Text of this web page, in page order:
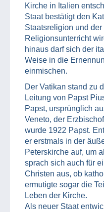
Kirche in Italien
Staat bestätigt den
Staatsreligion und
Religionsunterricht
hinaus darf sich der
Weise in die
einmischen.
Der Vatikan stand zu
Leitung von Papst
Papst, ursprünglich
Veneto, der
wurde 1922 Papst.
er erstmals in der
Peterskirche auf, um
sprach sich auch für
Christen aus, ob
ermutigte sogar die
Leben der Kirche.
Als neuer Staat